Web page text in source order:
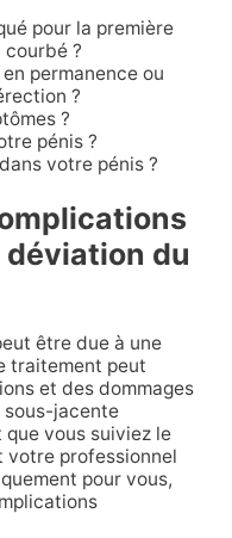
pour la première
?
permanence ou
?
?
pénis ?
votre pénis ?
déviation du
être due à une
traitement peut
et des dommages
sous-jacente
vous suiviez le
votre professionnel
pour vous,